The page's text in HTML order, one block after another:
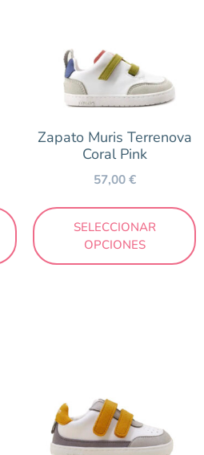
Zapato Muris Terrenova
Coral Pink
57,00€
SELECCIONAR
OPCIONES